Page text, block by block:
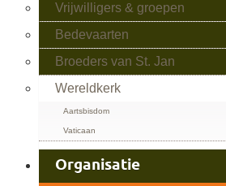
Vrijwilligers & groepen
Bedevaarten
Broeders van St. Jan
Wereldkerk
Aartsbisdom
Vaticaan
Organisatie